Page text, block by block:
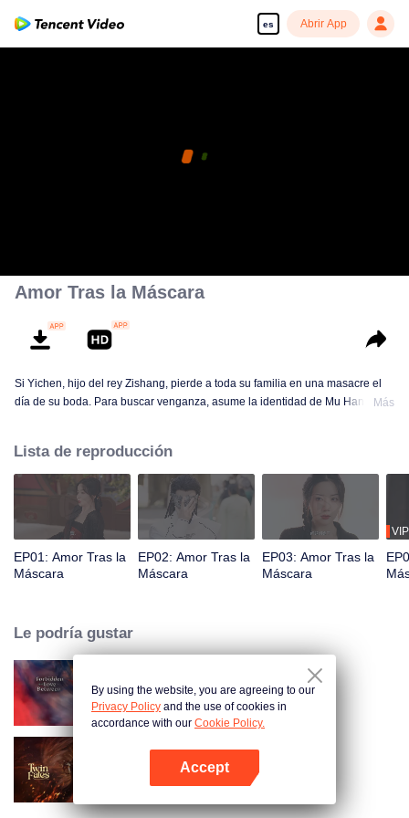
es Abrir App
Amor Tras la Máscara
Si Yichen, hijo del rey Zishang, pierde a toda su familia en una masacre el
día de su boda. Para buscar venganza, asume la identidad de Mu Han y se
con la princesa. Bajo el mismo techo, sus identidades ocultas desembocan
en emociones inesperadas, el amor y la venganza se vuelven inseparables.
Más
Lista de reproducción
EP01: Amor Tras la
Máscara
EP02: Amor Tras la
Máscara
EP03: Amor Tras la
Máscara
VIP
Le podría gustar
Amor Prohibido
Dos destinos entrelazados
By using the website, you are agreeing to our
Privacy Policy and the use of cookies in
accordance with our Cookie Policy.
Accept